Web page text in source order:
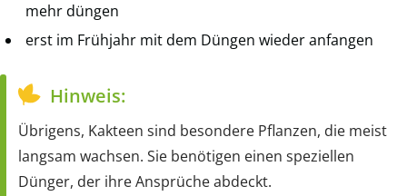
mehr düngen
erst im Frühjahr mit dem Düngen wieder anfangen
Hinweis:
Übrigens, Kakteen sind besondere Pflanzen, die meist
langsam wachsen. Sie benötigen einen speziellen
Dünger, der ihre Ansprüche abdeckt.